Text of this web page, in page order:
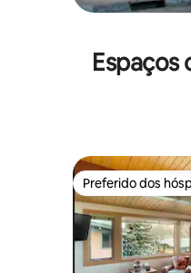
Espaços
Preferido dos
Preferido dos